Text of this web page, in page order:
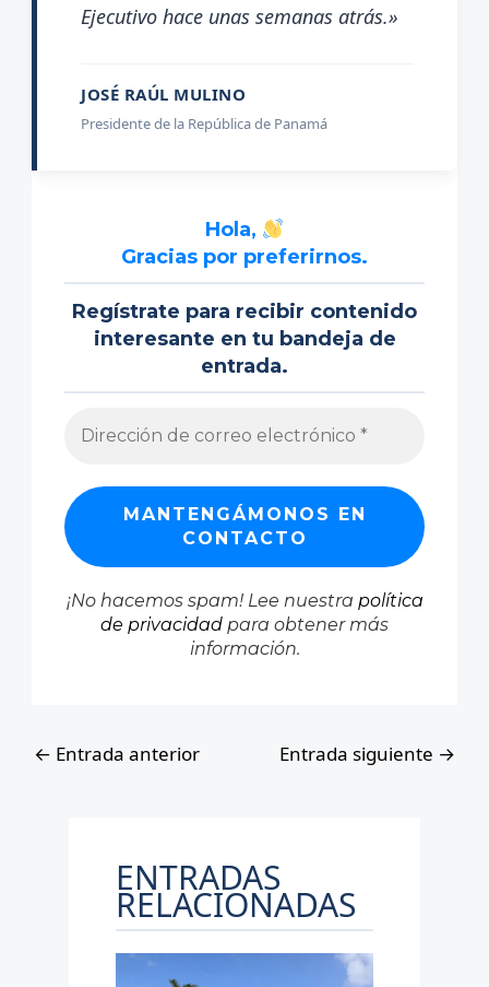
Ejecutivo hace unas semanas atrás.»
JOSÉ RAÚL MULINO
Presidente de la República de Panamá
Hola,
Gracias por preferirnos.
Regístrate para recibir contenido
interesante en tu bandeja de
entrada.
¡No hacemos spam! Lee nuestra política
de privacidad para obtener más
información.
← Entrada anterior Entrada siguiente →
ENTRADAS
RELACIONADAS